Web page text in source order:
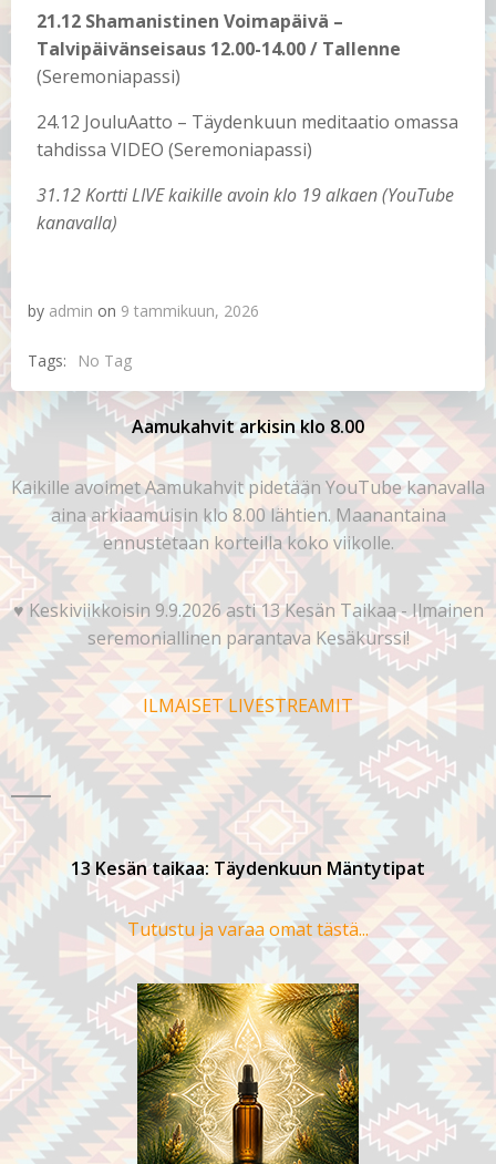
21.12 Shamanistinen Voimapäivä –
Talvipäivänseisaus 12.00-14.00 / Tallenne
(Seremoniapassi)
24.12 JouluAatto – Täydenkuun meditaatio omassa
tahdissa VIDEO (Seremoniapassi)
31.12 Kortti LIVE kaikille avoin klo 19 alkaen (YouTube
kanavalla)
by admin on 9 tammikuun, 2026
Tags: No Tag
Aamukahvit arkisin klo 8.00
Kaikille avoimet Aamukahvit pidetään YouTube kanavalla
aina arkiaamuisin klo 8.00 lähtien. Maanantaina
ennustetaan korteilla koko viikolle.
♥️ Keskiviikkoisin 9.9.2026 asti 13 Kesän Taikaa - Ilmainen
seremoniallinen parantava Kesäkurssi!
ILMAISET LIVESTREAMIT
13 Kesän taikaa: Täydenkuun Mäntytipat
Tutustu ja varaa omat tästä...